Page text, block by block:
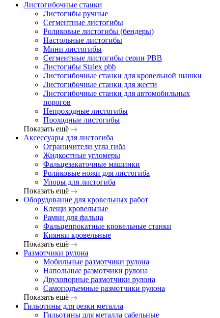
Листогибочные станки
Листогибы ручные
Сегментные листогибы
Роликовые листогибы (бендеры)
Настольные листогибы
Мини листогибы
Сегментные листогибы серии PBB
Листогибы Stalex pbb
Листогибочные станки для кровельной шашки
Листогибочные станки для жести
Листогибочные станки для автомобильных
порогов
Непроходные листогибы
Проходные листогибы
Показать ещё
Аксессуары для листогиба
Ограничители угла гиба
Жидкостные угломеры
Фальцезакаточные машинки
Роликовые ножи для листогиба
Упоры для листогиба
Показать ещё
Оборудование для кровельных работ
Клещи кровельные
Рамки для фальца
Фальцепрокатные кровельные станки
Киянки кровельные
Показать ещё
Размотчики рулона
Мобильные размотчики рулона
Напольные размотчики рулона
Двухопорные размотчики рулона
Самоподъемные размотчики рулона
Показать ещё
Гильотины для резки металла
Гильотины для металла сабельные